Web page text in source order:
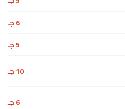
6 جـ
5 جـ
10 جـ
6 جـ